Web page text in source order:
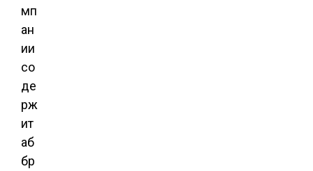
мп
ан
ии
со
де
рж
ит
аб
бр